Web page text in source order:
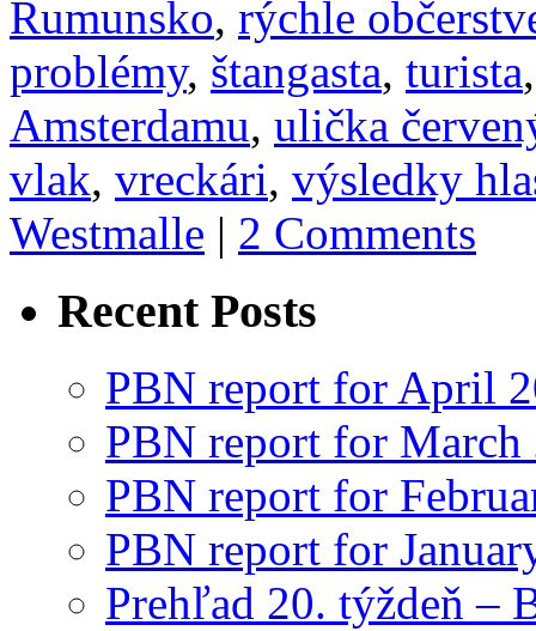
Rumunsko, rýchle
problémy, štangasta, turista
Amsterdamu, ulička
vlak, vreckári, výsledky
Westmalle | 2 Comments
Recent Posts
PBN report for April
PBN report for March
PBN report for
PBN report for
Prehľad 20. týždeň –